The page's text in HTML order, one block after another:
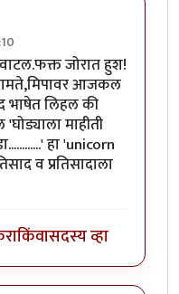
जोरात हुश!
आजकल
भाषेत लिहल की
माहीती
हा 'unicorn
व प्रतिसादाला
किंवासदस्य व्हा